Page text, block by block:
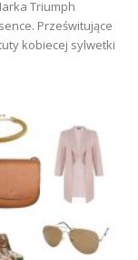
Triumph
Prześwitujące
kobiecej sylwetki